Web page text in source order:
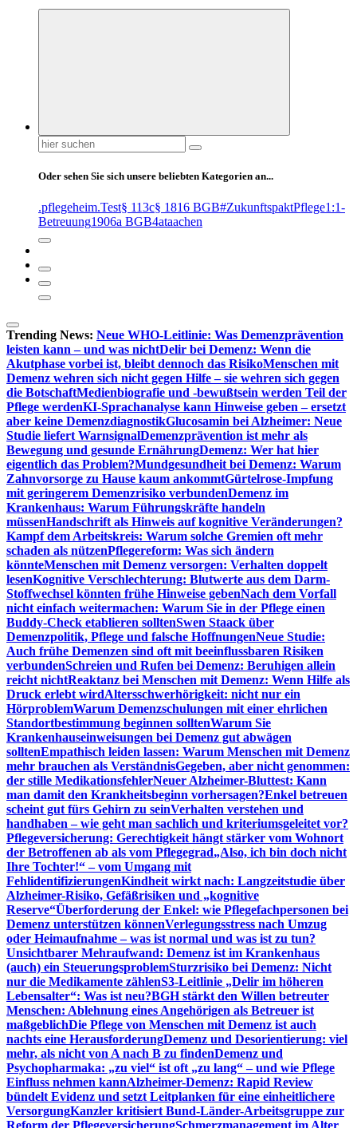
Suchen
nach:
Oder sehen Sie sich unsere beliebten Kategorien an...
.pflegeheim.Test§ 113c§ 1816 BGB#ZukunftspaktPflege1:1-
Betreuung1906a BGB4ataachen
Trending News: Neue WHO-Leitlinie: Was Demenzprävention
leisten kann – und was nichtDelir bei Demenz: Wenn die
Akutphase vorbei ist, bleibt dennoch das RisikoMenschen mit
Demenz wehren sich nicht gegen Hilfe – sie wehren sich gegen
die BotschaftMedienbiografie und -bewußtsein werden Teil der
Pflege werdenKI-Sprachanalyse kann Hinweise geben – ersetzt
aber keine DemenzdiagnostikGlucosamin bei Alzheimer: Neue
Studie liefert WarnsignalDemenzprävention ist mehr als
Bewegung und gesunde ErnährungDemenz: Wer hat hier
eigentlich das Problem?Mundgesundheit bei Demenz: Warum
Zahnvorsorge zu Hause kaum ankommtGürtelrose-Impfung
mit geringerem Demenzrisiko verbundenDemenz im
Krankenhaus: Warum Führungskräfte handeln
müssenHandschrift als Hinweis auf kognitive Veränderungen?
Kampf dem Arbeitskreis: Warum solche Gremien oft mehr
schaden als nützenPflegereform: Was sich ändern
könnteMenschen mit Demenz versorgen: Verhalten doppelt
lesenKognitive Verschlechterung: Blutwerte aus dem Darm-
Stoffwechsel könnten frühe Hinweise gebenNach dem Vorfall
nicht einfach weitermachen: Warum Sie in der Pflege einen
Buddy-Check etablieren solltenSwen Staack über
Demenzpolitik, Pflege und falsche HoffnungenNeue Studie:
Auch frühe Demenzen sind oft mit beeinflussbaren Risiken
verbundenSchreien und Rufen bei Demenz: Beruhigen allein
reicht nichtReaktanz bei Menschen mit Demenz: Wenn Hilfe als
Druck erlebt wirdAltersschwerhörigkeit: nicht nur ein
HörproblemWarum Demenzschulungen mit einer ehrlichen
Standortbestimmung beginnen solltenWarum Sie
Krankenhauseinweisungen bei Demenz gut abwägen
solltenEmpathisch leiden lassen: Warum Menschen mit Demenz
mehr brauchen als VerständnisGegeben, aber nicht genommen:
der stille MedikationsfehlerNeuer Alzheimer-Bluttest: Kann
man damit den Krankheitsbeginn vorhersagen?Enkel betreuen
scheint gut fürs Gehirn zu seinVerhalten verstehen und
handhaben – wie geht man sachlich und kriteriumsgeleitet vor?
Pflegeversicherung: Gerechtigkeit hängt stärker vom Wohnort
der Betroffenen ab als vom Pflegegrad„Also, ich bin doch nicht
Ihre Tochter!“ – vom Umgang mit
FehlidentifizierungenKindheit wirkt nach: Langzeitstudie über
Alzheimer-Risiko, Gefäßrisiken und „kognitive
Reserve“Überforderung der Enkel: wie Pflegefachpersonen bei
Demenz unterstützen könnenVerlegungsstress nach Umzug
oder Heimaufnahme – was ist normal und was ist zu tun?
Unsichtbarer Mehraufwand: Demenz ist im Krankenhaus
(auch) ein SteuerungsproblemSturzrisiko bei Demenz: Nicht
nur die Medikamente zählenS3-Leitlinie „Delir im höheren
Lebensalter“: Was ist neu?BGH stärkt den Willen betreuter
Menschen: Ablehnung eines Angehörigen als Betreuer ist
maßgeblichDie Pflege von Menschen mit Demenz ist auch
nachts eine HerausforderungDemenz und Desorientierung: viel
mehr, als nicht von A nach B zu findenDemenz und
Psychopharmaka: „zu viel“ ist oft „zu lang“ – und wie Pflege
Einfluss nehmen kannAlzheimer-Demenz: Rapid Review
bündelt Evidenz und setzt Leitplanken für eine einheitlichere
VersorgungKanzler kritisiert Bund-Länder-Arbeitsgruppe zur